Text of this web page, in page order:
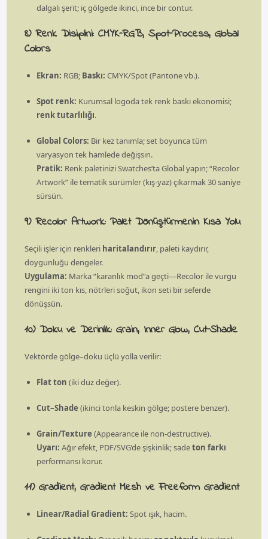
dalgalı şerit; iç gölgede ikinci, ince bir contur.
8) Renk Disiplini: CMYK–RGB, Spot–Process, Global
Colors
Ekran: RGB; Baskı: CMYK/Spot (Pantone vb.).
Spot renk: Kurumsal logoda tek renk baskı ekonomisi;
renk tutarlılığı.
Global Colors: Bir kez tanımla; set boyunca tüm
varyasyon tek hamlede değişsin.
Pratik: Renk paletinizi Swatches’ta Global yapın; “Recolor
Artwork” ile tematik sürümler (kış-yaz) çıkarmak 30 saniye
sürsün.
9) Recolor Artwork: Palet Dönüştürmenin Kısa Yolu
Seçili işler için renkleri haritalandırır , paleti kaydırır,
doygunluğu dengeler.
Uygulama: Marka “karanlık mod”a geçti—Recolor ile vurgu
rengini iki ton kıs, nötrleri soğut, ikon seti bir seferde
dönüşsün.
10) Doku ve Derinlik: Grain, Inner Glow, Cut–Shade
Vektörde gölge–doku üçlü yolla verilir:
Flat ton (iki düz değer).
Cut–Shade (ikinci tonla keskin gölge; postere benzer).
Grain/Texture (Appearance ile non-destructive).
Uyarı: Ağır efekt, PDF/SVG’de şişkinlik; sadeton farkı
performansı korur.
11) Gradient, Gradient Mesh ve Freeform Gradient
Linear/Radial Gradient: Spot ışık, hacim.